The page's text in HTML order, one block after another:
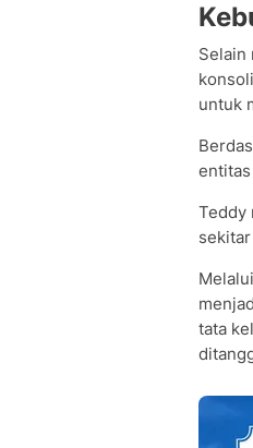
Selain
untuk
Teddy
tata